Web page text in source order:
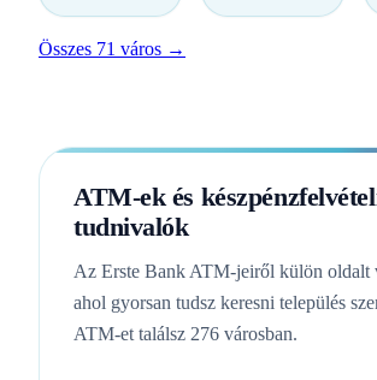
Összes 71 város →
ATM-ek és
tudnivalók
Az Erste Bank ATM-jeiről külön oldalt
ahol gyorsan tudsz keresni település
ATM-et találsz 276 városban.